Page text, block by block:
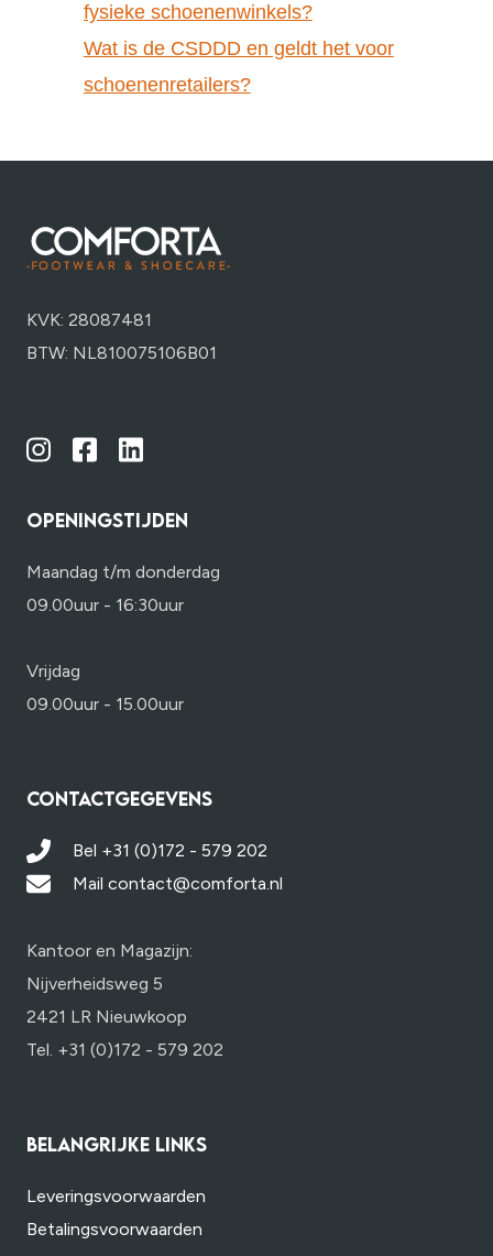
fysieke schoenenwinkels?
Wat is de CSDDD en geldt het voor
schoenenretailers?
KVK: 28087481
BTW: NL810075106B01
OPENINGSTIJDEN
Maandag t/m donderdag
09.00uur - 16:30uur
Vrijdag
09.00uur - 15.00uur
CONTACTGEGEVENS
Bel +31 (0)172 - 579 202
Mail contact@comforta.nl
Kantoor en Magazijn:
Nijverheidsweg 5
2421 LR Nieuwkoop
Tel. +31 (0)172 - 579 202
BELANGRIJKE LINKS
Leveringsvoorwaarden
Betalingsvoorwaarden